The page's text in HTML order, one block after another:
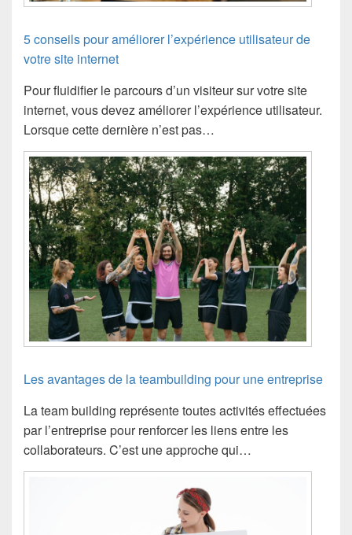
5 conseils pour améliorer l’expérience utilisateur de
votre site internet
Pour fluidifier le parcours d’un visiteur sur votre site
internet, vous devez améliorer l’expérience utilisateur.
Lorsque cette dernière n’est pas…
Les avantages de la teambuilding pour une entreprise
La team building représente toutes activités effectuées
par l’entreprise pour renforcer les liens entre les
collaborateurs. C’est une approche qui…